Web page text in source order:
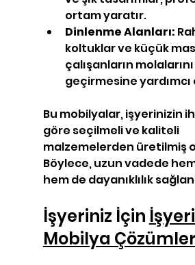
ortam yaratır.
Dinlenme Alanları:
koltuklar ve küçük
çalışanların
geçirmesine yardımcı
Bu mobilyalar, işyerinizin
göre seçilmeli ve kaliteli
malzemelerden üretilmiş
Böylece, uzun vadede
hem de dayanıklılık
İşyeriniz İçin İşyeri
Mobilya